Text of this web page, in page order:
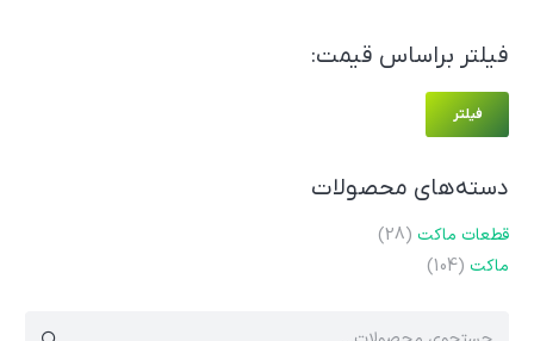
فیلتر براساس قیمت:
فیلتر
دسته‌های محصولات
قطعات ماکت (28)
ماکت (104)